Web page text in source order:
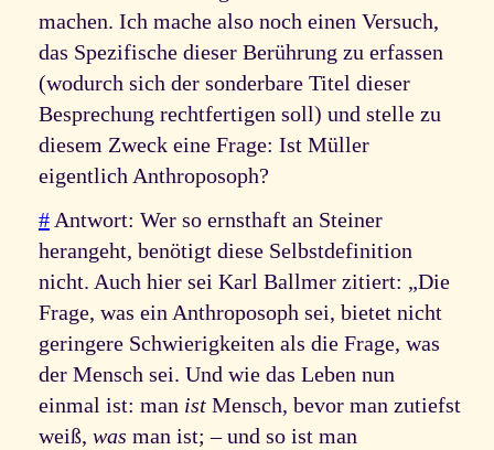
machen. Ich mache also noch einen Versuch,
das Spezifische dieser Berührung zu erfassen
(wodurch sich der sonderbare Titel dieser
Besprechung rechtfertigen soll) und stelle zu
diesem Zweck eine Frage: Ist Müller
eigentlich Anthroposoph?
#Antwort: Wer so ernsthaft an Steiner
herangeht, benötigt diese Selbstdefinition
nicht. Auch hier sei Karl Ballmer zitiert: „Die
Frage, was ein Anthroposoph sei, bietet nicht
geringere Schwierigkeiten als die Frage, was
der Mensch sei. Und wie das Leben nun
einmal ist: man istMensch, bevor man zutiefst
weiß, was man ist; – und so ist man